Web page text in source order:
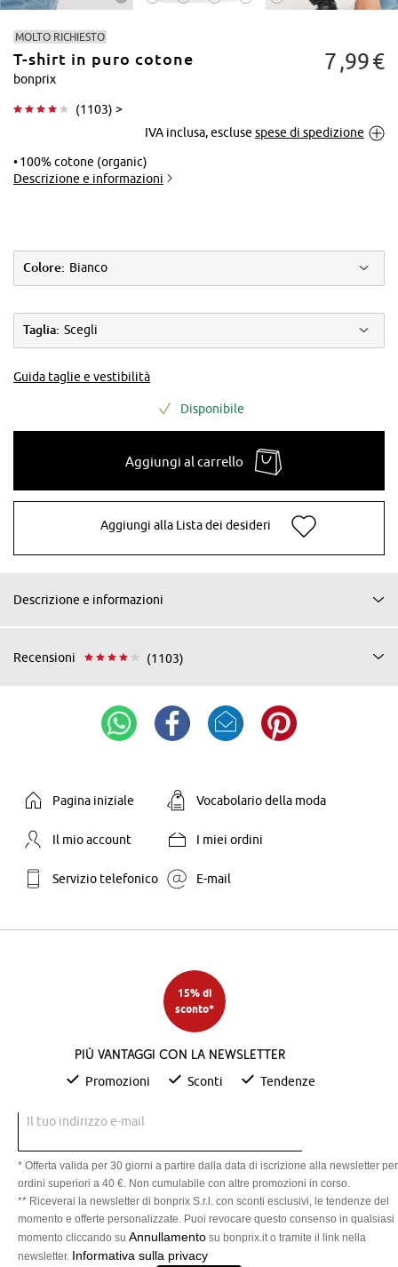
Tocca per
MOLTO RICHIESTO
T-shirt in puro cotone
bonprix
(1103) >
7 99€
IVA inclusa, escluse spese di spedizione
100% cotone (organic)
Descrizione e informazioni
Colore: Bianco
Taglia: Scegli
Guida taglie e vestibilità
Disponibile
Aggiungi al carrello
Aggiungi alla Lista dei desideri
Descrizione e informazioni
Recensioni (1103)
Pagina iniziale Vocabolario della moda
Il mio account I miei ordini
Servizio telefonico E-mail
15% di
sconto*
Più vantaggi con la newsletter
Promozioni Sconti Tendenze
Il tuo indirizzo e-mail
* Offerta valida per 30 giorni a partire dalla data di iscrizione alla newsletter per
ordini superiori a 40 €. Non cumulabile con altre promozioni in corso.
** Riceverai la newsletter di bonprix S.r.l. con sconti esclusivi, le tendenze del
momento e offerte personalizzate. Puoi revocare questo consenso in qualsiasi
momento cliccando su Annullamento su bonprix.it o tramite il link nella
newsletter. Informativa sulla privacy